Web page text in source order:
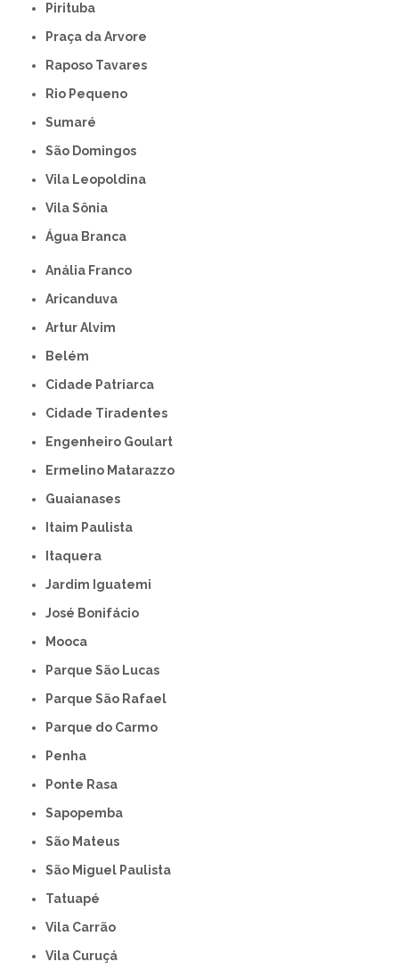
Pirituba
Praça da Arvore
Raposo Tavares
Rio Pequeno
Sumaré
São Domingos
Vila Leopoldina
Vila Sônia
Água Branca
Anália Franco
Aricanduva
Artur Alvim
Belém
Cidade Patriarca
Cidade Tiradentes
Engenheiro Goulart
Ermelino Matarazzo
Guaianases
Itaim Paulista
Itaquera
Jardim Iguatemi
José Bonifácio
Mooca
Parque São Lucas
Parque São Rafael
Parque do Carmo
Penha
Ponte Rasa
Sapopemba
São Mateus
São Miguel Paulista
Tatuapé
Vila Carrão
Vila Curuçá